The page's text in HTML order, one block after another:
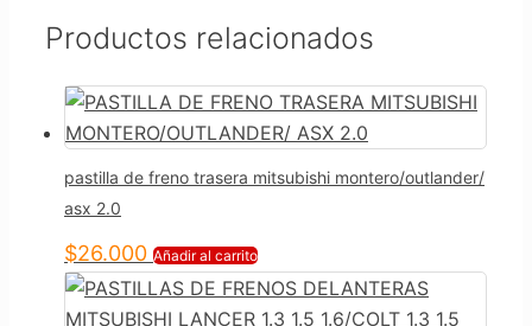
Productos relacionados
pastilla de freno trasera mitsubishi montero/outlander/
asx 2.0
$26.000 Añadir al carrito